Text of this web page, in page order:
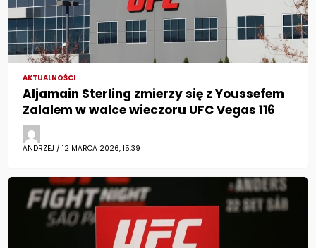
AKTUALNOŚCI
Aljamain Sterling zmierzy się z Youssefem
Zalalem w walce wieczoru UFC Vegas 116
ANDRZEJ / 12 MARCA 2026, 15:39